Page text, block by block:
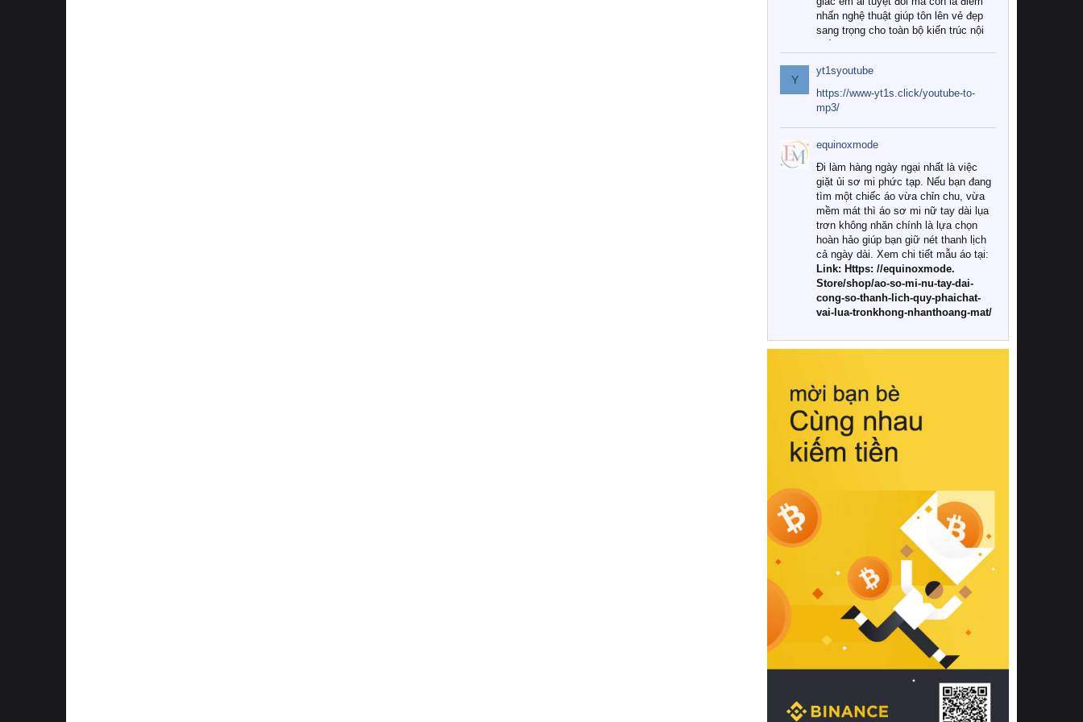
nhấn nghệ thuật giúp tôn lên vẻ đẹp
sang trọng cho toàn bộ kiến trúc nội
Tuy nhiên, giữa thị trường đa dạng
với vô vàn thương hiệu và mẫu mã
như hiện nay, làm thế nào để chọn
được những bộ chăn ga gối đệm cao
cấp thực sự chất lượng, phù hợp với
khí hậu và nhu cầu sử dụng của gia
đình? Hãy cùng chúng tôi đi tìm lời
giải đáp chi tiết qua bài viết dưới đây.
1. Tại sao các gia đình hiện đại lại ưa
chuộng chăn ga gối đệm cao cấp?
Khác với các dòng sản phẩm thông
thường, những bộ chăn ga gối đệm
cao cấp trải qua quy trình sản xuất
nghiêm ngặt từ khâu chọn lọc nguyên
liệu tự nhiên đến công nghệ dệt
nhuộm hiện đại không chứa hóa chất
này, bạn sẽ cảm nhận rõ rệt sự khác
hồi chuẩn xác của phần đệm nâng đỡ
cột sống.
Bên cạnh đó, việc lựa chọn các dòng
sản phẩm đạt chuẩn chất lượng quốc
tế còn giúp ngăn ngừa tình trạng kích
khuẩn và nấm mốc trong điều kiện
thời tiết nóng ẩm. Bạn có thể tìm hiểu
thêm các nghiên cứu khoa học về tác
động của giấc ngủ và môi trường
phòng ngủ đối với sức khỏe con
người tại Sleep Foundation (External
Link) để có cái nhìn toàn diện hơn.
2. Các tiêu chí vàng khi lựa chọn
chăn ga gối đệm cao cấp cho phòng
ngủ
Để sở hữu một bộ chăn ga gối đệm
cao cấp hoàn hảo cả về thẩm mỹ lẫn
công năng, người tiêu dùng cần cân
nhắc kỹ lưỡng các tiêu chí quan trọng
Y
yt1syoutube
https://www-yt1s.click/youtube-to-
mp3/
equinoxmode
Đi làm hàng ngày ngại nhất là việc
giặt ủi sơ mi phức tạp. Nếu bạn đang
tìm một chiếc áo vừa chỉn chu, vừa
mềm mát thì áo sơ mi nữ tay dài lụa
trơn không nhăn chính là lựa chọn
hoàn hảo giúp bạn giữ nét thanh lịch
cả ngày dài. Xem chi tiết mẫu áo tại:
Link: Https: //equinoxmode.
Store/shop/ao-so-mi-nu-tay-dai-
cong-so-thanh-lich-quy-phaichat-
vai-lua-tronkhong-nhanthoang-mat/